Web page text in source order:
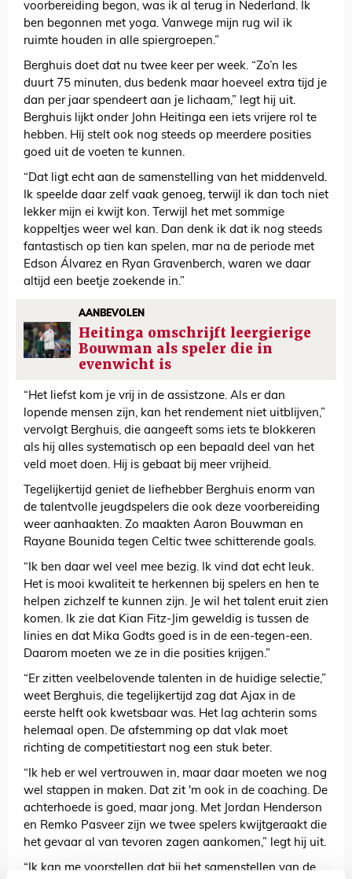
voorbereiding begon, was ik al terug in Nederland. Ik
ben begonnen met yoga. Vanwege mijn rug wil ik
ruimte houden in alle spiergroepen.”
Berghuis doet dat nu twee keer per week. “Zo’n les
duurt 75 minuten, dus bedenk maar hoeveel extra tijd je
dan per jaar spendeert aan je lichaam,” legt hij uit.
Berghuis lijkt onder John Heitinga een iets vrijere rol te
hebben. Hij stelt ook nog steeds op meerdere posities
goed uit de voeten te kunnen.
“Dat ligt echt aan de samenstelling van het middenveld.
Ik speelde daar zelf vaak genoeg, terwijl ik dan toch niet
lekker mijn ei kwijt kon. Terwijl het met sommige
koppeltjes weer wel kan. Dan denk ik dat ik nog steeds
fantastisch op tien kan spelen, mar na de periode met
Edson Álvarez en Ryan Gravenberch, waren we daar
altijd een beetje zoekende in.”
AANBEVOLEN
Heitinga omschrijft leergierige
Bouwman als speler die in
evenwicht is
“Het liefst kom je vrij in de assistzone. Als er dan
lopende mensen zijn, kan het rendement niet uitblijven,”
vervolgt Berghuis, die aangeeft soms iets te blokkeren
als hij alles systematisch op een bepaald deel van het
veld moet doen. Hij is gebaat bij meer vrijheid.
Tegelijkertijd geniet de liefhebber Berghuis enorm van
de talentvolle jeugdspelers die ook deze voorbereiding
weer aanhaakten. Zo maakten Aaron Bouwman en
Rayane Bounida tegen Celtic twee schitterende goals.
“Ik ben daar wel veel mee bezig. Ik vind dat echt leuk.
Het is mooi kwaliteit te herkennen bij spelers en hen te
helpen zichzelf te kunnen zijn. Je wil het talent eruit zien
komen. Ik zie dat Kian Fitz-Jim geweldig is tussen de
linies en dat Mika Godts goed is in de een-tegen-een.
Daarom moeten we ze in die posities krijgen.”
“Er zitten veelbelovende talenten in de huidige selectie,”
weet Berghuis, die tegelijkertijd zag dat Ajax in de
eerste helft ook kwetsbaar was. Het lag achterin soms
helemaal open. De afstemming op dat vlak moet
richting de competitiestart nog een stuk beter.
“Ik heb er wel vertrouwen in, maar daar moeten we nog
wel stappen in maken. Dat zit 'm ook in de coaching. De
achterhoede is goed, maar jong. Met Jordan Henderson
en Remko Pasveer zijn we twee spelers kwijtgeraakt die
het gevaar al van tevoren zagen aankomen,” legt hij uit.
“Ik kan me voorstellen dat bij het samenstellen van de